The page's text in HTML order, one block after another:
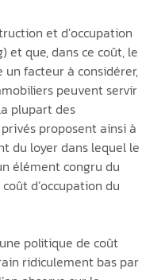
et d’occupation
et que, dans ce coût, le
facteur à considérer,
peuvent servir
plupart des
proposent ainsi à
du loyer dans lequel le
élément congru du
d’occupation du
politique de coût
ridiculement bas par